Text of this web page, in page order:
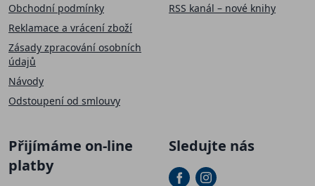
Obchodní podmínky
Reklamace a vrácení zboží
Zásady zpracování osobních
údajů
Návody
Odstoupení od smlouvy
RSS kanál – nové knihy
Přijímáme on-line
platby
Sledujte nás